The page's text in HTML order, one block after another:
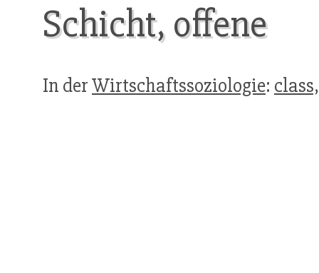
Schicht, offene
In derWirtschaftssoziologie: